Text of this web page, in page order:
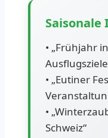
Saisonale
• „Frühjahr
• „Eutiner
•
Schweiz“